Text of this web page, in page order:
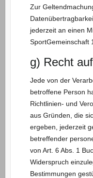
Zur
jederzeit an einen
SportGemeinschaft
g) Recht
Jede von der
betroffene Person
Richtlinien- und
aus Gründen, die
ergeben, jederzeit
betreffender
von Art. 6 Abs. 1
Widerspruch
Bestimmungen